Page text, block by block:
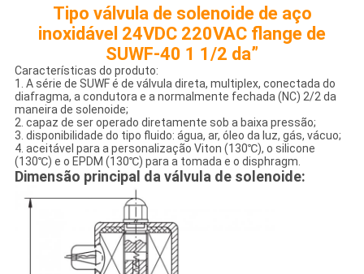
Tipo válvula de solenoide de aço
inoxidável 24VDC 220VAC flange de
SUWF-40 1 1/2 da”
Características do produto:
1. A série de SUWF é de válvula direta, multiplex, conectada do
diafragma, a condutora e a normalmente fechada (NC) 2/2 da
maneira de solenoide;
2. capaz de ser operado diretamente sob a baixa pressão;
3. disponibilidade do tipo fluido: água, ar, óleo da luz, gás, vácuo;
4. aceitável para a personalização Viton (130℃), o silicone
(130℃) e o EPDM (130℃) para a tomada e o disphragm.
Dimensão principal da válvula de solenoide: